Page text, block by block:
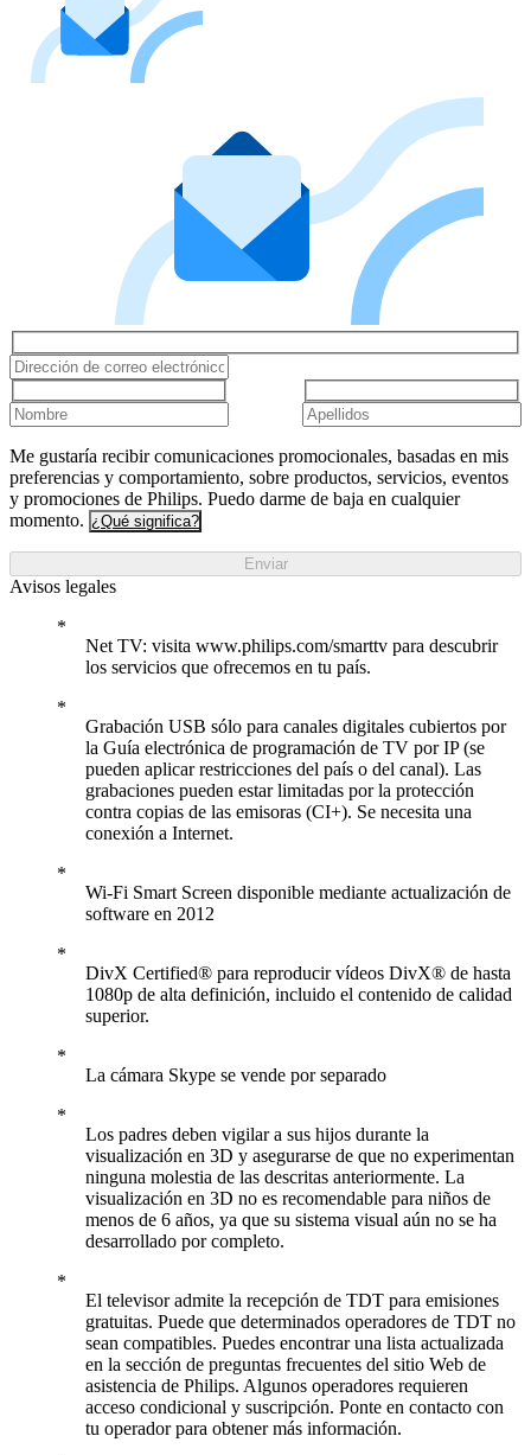
Me gustaría recibir comunicaciones promocionales, basadas en mis
preferencias y comportamiento, sobre productos, servicios, eventos
y promociones de Philips. Puedo darme de baja en cualquier
momento. ¿Qué significa?
Enviar
Avisos legales
Net TV: visita www.philips.com/smarttv para descubrir
los servicios que ofrecemos en tu país.
Grabación USB sólo para canales digitales cubiertos por
la Guía electrónica de programación de TV por IP (se
pueden aplicar restricciones del país o del canal). Las
grabaciones pueden estar limitadas por la protección
contra copias de las emisoras (CI+). Se necesita una
conexión a Internet.
Wi-Fi Smart Screen disponible mediante actualización de
software en 2012
DivX Certified® para reproducir vídeos DivX® de hasta
1080p de alta definición, incluido el contenido de calidad
superior.
La cámara Skype se vende por separado
Los padres deben vigilar a sus hijos durante la
visualización en 3D y asegurarse de que no experimentan
ninguna molestia de las descritas anteriormente. La
visualización en 3D no es recomendable para niños de
menos de 6 años, ya que su sistema visual aún no se ha
desarrollado por completo.
El televisor admite la recepción de TDT para emisiones
gratuitas. Puede que determinados operadores de TDT no
sean compatibles. Puedes encontrar una lista actualizada
en la sección de preguntas frecuentes del sitio Web de
asistencia de Philips. Algunos operadores requieren
acceso condicional y suscripción. Ponte en contacto con
tu operador para obtener más información.